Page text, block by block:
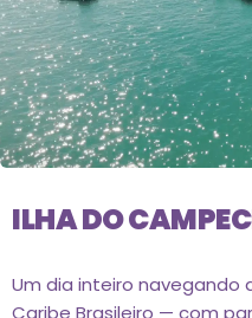
ILHA DO
Um dia inteiro
Caribe Brasileiro — com